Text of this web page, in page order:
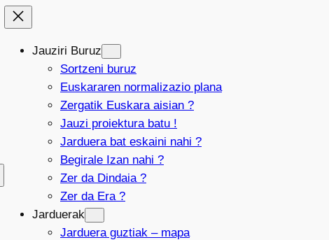
Jauziri Buruz
Sortzeni buruz
Euskararen normalizazio plana
Zergatik Euskara aisian ?
Jauzi proiektura batu !
Jarduera bat eskaini nahi ?
Begirale Izan nahi ?
Zer da Dindaia ?
Zer da Era ?
Jarduerak
Jarduera guztiak – mapa